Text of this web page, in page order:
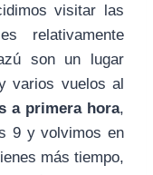
visitar las
relativamente
son un lugar
varios vuelos al
a primera hora,
9 y volvimos en
más tiempo,